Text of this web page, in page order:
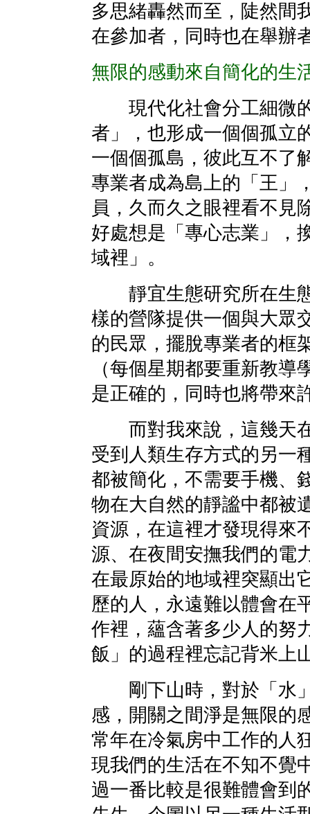
多思緒轟然而至，陡然間
在參加者，同時也在舉辦
無限的感動來自簡化的生
現代化社會分工細微的
者」，也形成一個個孤立
一個個孤島，彼此互不了
專業者成為島上的「王」
員，久而久之眼裡看不見
好處想是「專心志業」，
域裡」。
靜宜生態研究所在生態
樣的營隊提供一個與大眾
的民眾，擺脫專業者的框
（每個星期都要重新教
是正確的，同時也將帶來
而對我來說，這幾天在
受到人類生存方式的另一
都被簡化，不需要手機、
物在大自然的靜謐中都被
資源，在這裡才發現得來
源、在夜間安撫我們的電
在最原始的地域裡突顯出
歷的人，永遠難以體會在
作裡，蘊含著多少人的努
飯」的過程裡忘記背米上
剛下山時，對於「水」
感，開關之間淨是無限的
常年在冷氣房中工作的人
現我們的生活在不知不覺
過一番比較是很難體會到